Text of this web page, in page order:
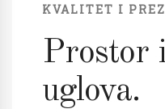
KVALITET I
Prostor
uglova.